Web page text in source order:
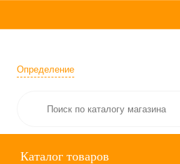
Определение
Каталог товаров